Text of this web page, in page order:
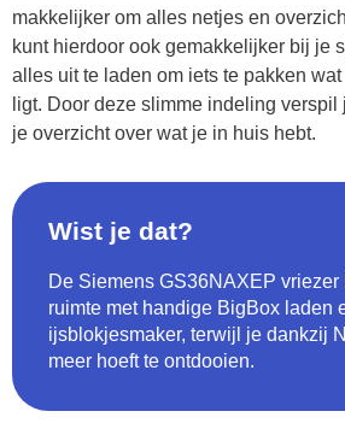
makkelijker om alles netjes en
kunt hierdoor ook gemakkelijker bij je
alles uit te laden om iets te pakken
ligt. Door deze slimme indeling
je overzicht over wat je in huis hebt.
Wist je dat?
De Siemens GS36NAXEP vriezer
ruimte met handige BigBox laden
ijsblokjesmaker, terwijl je dankzij
meer hoeft te ontdooien.